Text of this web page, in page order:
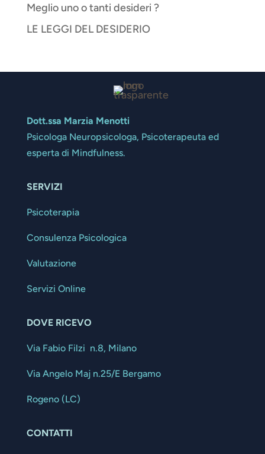
Meglio uno o tanti desideri ?
LE LEGGI DEL DESIDERIO
Dott.ssa Marzia Menotti
Psicologa Neuropsicologa, Psicoterapeuta ed
esperta di Mindfulness.
SERVIZI
Psicoterapia
Consulenza Psicologica
Valutazione
Servizi Online
DOVE RICEVO
Via Fabio Filzi n.8, Milano
Via Angelo Maj n.25/E Bergamo
Rogeno (LC)
CONTATTI